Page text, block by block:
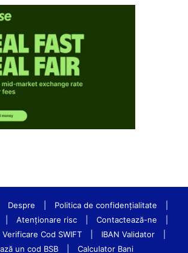
Despre Politica de confidenţialitate
Atenționare risc Contactează-ne
Verificare Cod SWIFT IBAN Validator
un cod BSB
Calculator Bani